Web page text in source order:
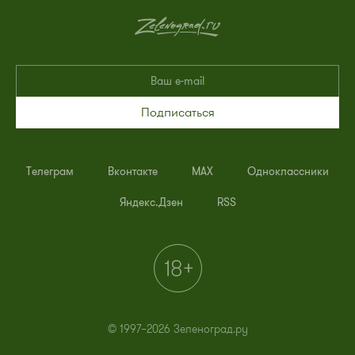
Подписаться
Телеграм Вконтакте MAX Одноклассники
Яндекс.Дзен RSS
© 1997–2026 Зеленоград.ру